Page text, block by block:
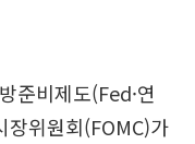
준비제도(Fed·연
장위원회(FOMC)가